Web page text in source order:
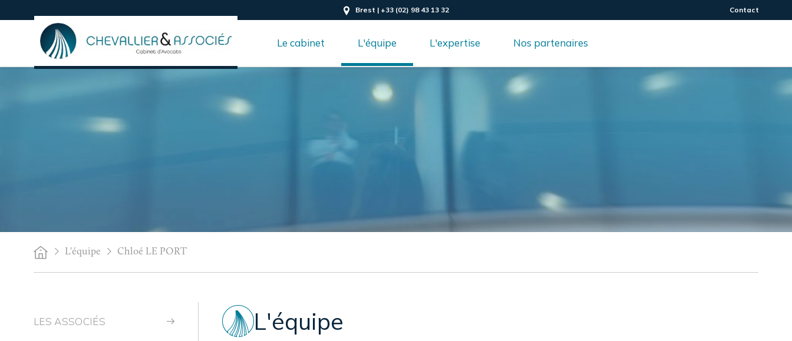
Brest | +33 (02) 98 43 13 32 Contact
Le cabinet L'équipe L'expertise Nos partenaires
L'équipe Chloé LE PORT
LES ASSOCIÉS L'équipe